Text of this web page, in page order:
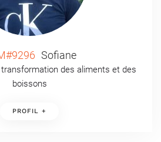
Sofiane
des aliments et des
boissons
PROFIL +